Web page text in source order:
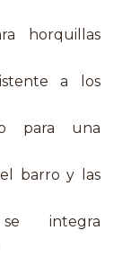
horquillas
a los
para una
barro y las
integra